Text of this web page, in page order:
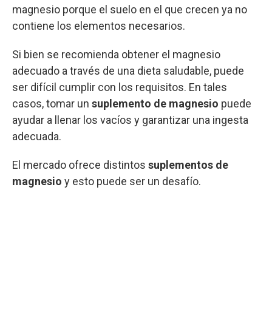
magnesio porque el suelo en el que crecen ya no
contiene los elementos necesarios.
Si bien se recomienda obtener el magnesio
adecuado a través de una dieta saludable, puede
ser difícil cumplir con los requisitos. En tales
casos, tomar un suplemento de magnesio puede
ayudar a llenar los vacíos y garantizar una ingesta
adecuada.
El mercado ofrece distintos suplementos de
magnesio y esto puede ser un desafío.